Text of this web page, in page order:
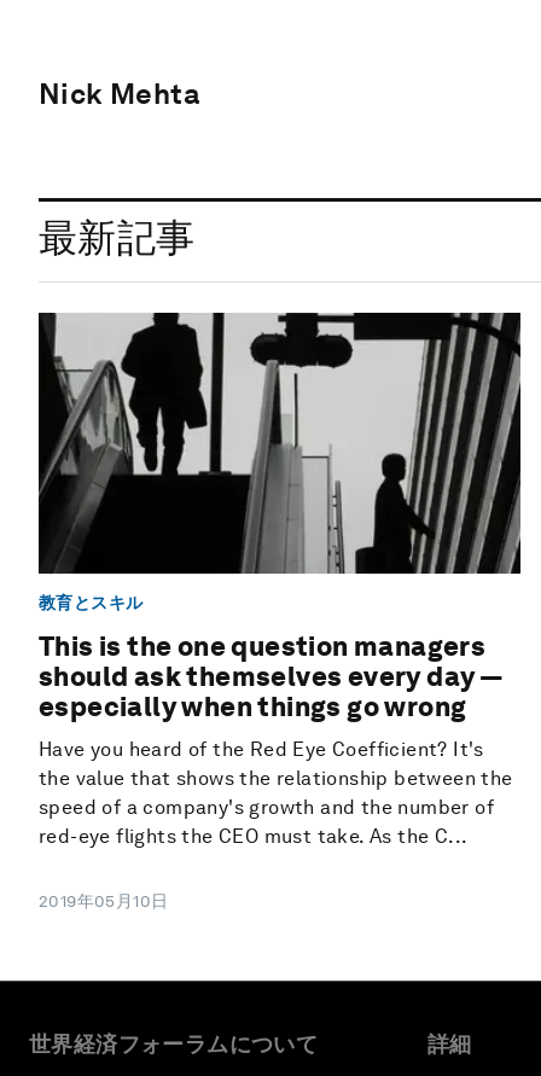
Nick Mehta
最新記事
教育とスキル
This is the one question managers
should ask themselves every day —
especially when things go wrong
Have you heard of the Red Eye Coefficient? It's
the value that shows the relationship between the
speed of a company's growth and the number of
red-eye flights the CEO must take. As the C...
2019年05月10日
世界経済フォーラムについて 詳細